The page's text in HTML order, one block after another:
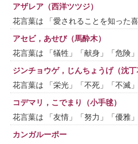
アザレア（西洋ツツジ）
花言葉は 「愛されることを知った
アセビ，あせび（馬酔木）
花言葉は 「犠牲」「献身」「危険
ジンチョウゲ，じんちょうげ（沈丁
花言葉は 「栄光」「不死」「不滅
コデマリ，こでまり（小手毬）
花言葉は 「友情」「努力」「優雅
カンガルーポー